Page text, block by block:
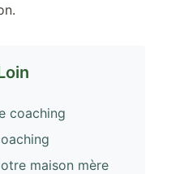
coaching
maison mère